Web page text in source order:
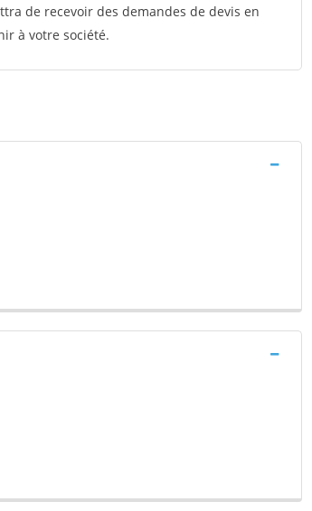
de recevoir des demandes de devis en
à votre société.